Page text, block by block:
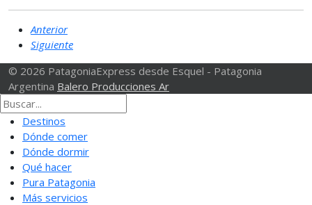
Anterior
Siguiente
© 2026 PatagoniaExpress desde Esquel - Patagonia
Argentina Balero Producciones Ar
Destinos
Dónde comer
Dónde dormir
Qué hacer
Pura Patagonia
Más servicios